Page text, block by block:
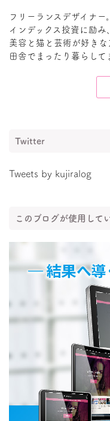
フリーランスデザイナー。
インデックス投資に励み
美容と猫と芸術が好きな
田舎でまったり暮らして
Twitter
Tweets by kujiralog
このブログが使用して